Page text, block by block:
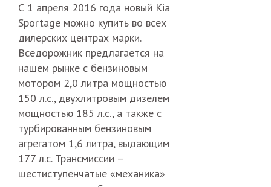
С 1 апреля 2016 года новый Kia
Sportage можно купить во всех
дилерских центрах марки.
Вседорожник предлагается на
нашем рынке с бензиновым
мотором 2,0 литра мощностью
150 л.с., двухлитровым дизелем
мощностью 185 л.с., а также с
турбированным бензиновым
агрегатом 1,6 литра, выдающим
177 л.с. Трансмиссии –
шестиступенчатые «механика»